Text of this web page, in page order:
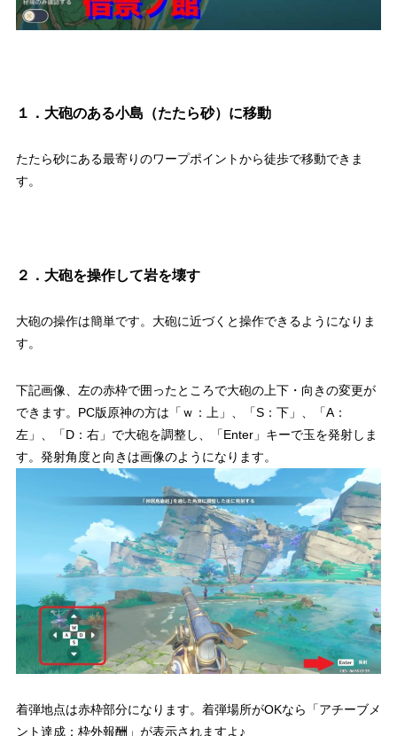
１．大砲のある小島（たたら砂）に移動
たたら砂にある最寄りのワープポイントから徒歩で移動できま
す。
２．大砲を操作して岩を壊す
大砲の操作は簡単です。大砲に近づくと操作できるようになりま
す。
下記画像、左の赤枠で囲ったところで大砲の上下・向きの変更が
できます。PC版原神の方は「ｗ：上」、「S：下」、「A：
左」、「D：右」で大砲を調整し、「Enter」キーで玉を発射しま
す。発射角度と向きは画像のようになります。
着弾地点は赤枠部分になります。 着弾場所がOKなら「アチーブメ
ント達成：枠外報酬」が表示されますよ♪